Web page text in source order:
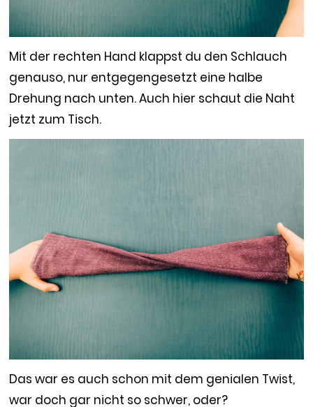
Mit der rechten Hand klappst du den Schlauch
genauso, nur entgegengesetzt eine halbe
Drehung nach unten. Auch hier schaut die Naht
jetzt zum Tisch.
Das war es auch schon mit dem genialen Twist,
war doch gar nicht so schwer, oder?